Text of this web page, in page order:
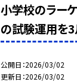
小学校のラー
の試験運用を
公開日 2026/03/02
更新日 2026/03/02